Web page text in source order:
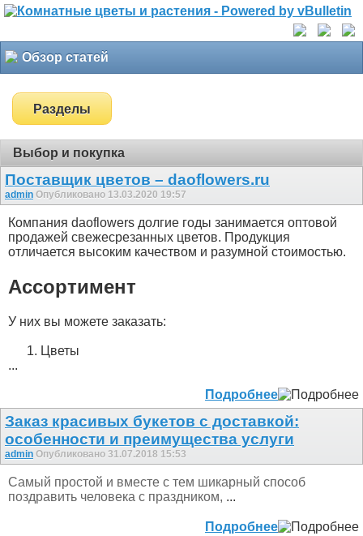
Обзор статей
Разделы
Выбор и покупка
Поставщик цветов – daoflowers.ru
admin Опубликовано 13.03.2020 19:57
Компания daoflowers долгие годы занимается оптовой
продажей свежесрезанных цветов. Продукция
отличается высоким качеством и разумной стоимостью.
Ассортимент
У них вы можете заказать:
Цветы
...
Подробнее
Заказ красивых букетов с доставкой:
особенности и преимущества услуги
admin Опубликовано 31.07.2018 15:53
Самый простой и вместе с тем шикарный способ
поздравить человека с праздником, ...
Подробнее